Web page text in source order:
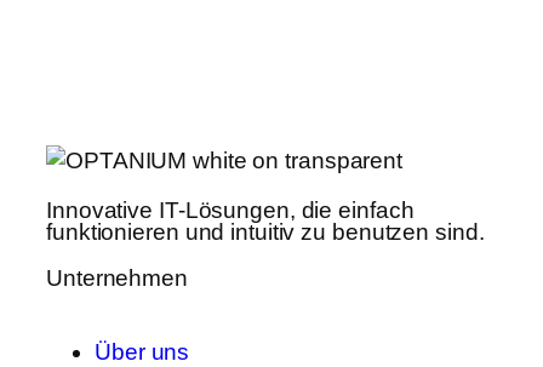
Innovative IT-Lösungen, die einfach
funktionieren und intuitiv zu benutzen sind.
Unternehmen
Über uns